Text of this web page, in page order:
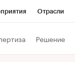
Отрасли
Решение